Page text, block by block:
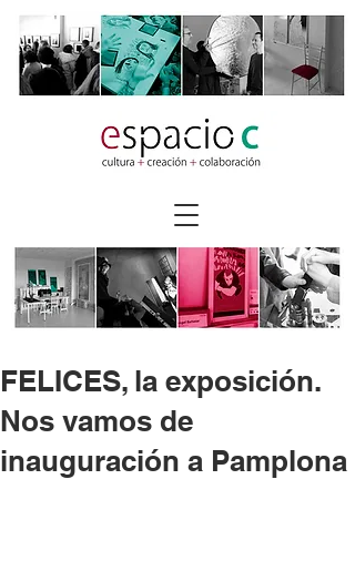
FELICES, la exposición.
Nos vamos de
inauguración a Pamplona